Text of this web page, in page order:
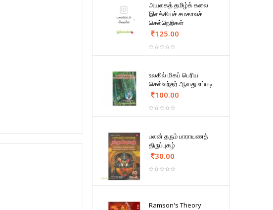
அயலகத் தமிழ்க் கலை
இலக்கியச் சமகாலச்
செல்நெறிகள்
125.00
உலகில் மிகப் பெரிய
செல்வந்தர் ஆவது எப்படி
100.00
பலன் தரும் பாராயணத்
திருப்புகழ்
30.00
Ramson's Theory